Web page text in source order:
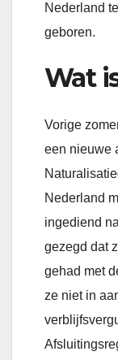
Nederland
geboren.
Wat
Vorige
een nieuwe
Nederland
ingediend
gezegd dat
gehad met
ze niet in